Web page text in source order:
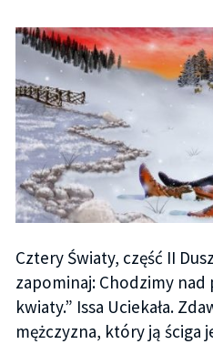
Cztery Światy, część II
zapominaj: Chodzimy nad
kwiaty.” Issa Uciekała.
mężczyzna, który ją ściga